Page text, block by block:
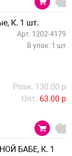
К. 1 шт.
Арт: 1202-4179
В упак: 1 шт
Розн. 130.00 р
Опт. 63.00 р
БАБЕ, К. 1